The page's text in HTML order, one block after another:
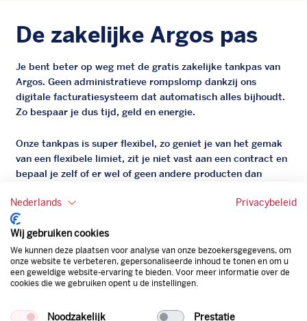
De zakelijke Argos pas
Je bent beter op weg met de gratis zakelijke tankpas van
Argos. Geen administratieve rompslomp dankzij ons
digitale facturatiesysteem dat automatisch alles bijhoudt.
Zo bespaar je dus tijd, geld en energie.
Onze tankpas is super flexibel, zo geniet je van het gemak
van een flexibele limiet, zit je niet vast aan een contract en
bepaal je zelf of er wel of geen andere producten dan
Bovendien profiteer je altijd van een gegarandeerde
korting. Mocht de pompprijs toch lager zijn dan betaal je
natuurlijk de prijs aan de pomp. Zo ben je altijd verzekerd
van de laagste prijs.
Nederlands Privacybeleid
Wij gebruiken cookies
We kunnen deze plaatsen voor analyse van onze bezoekersgegevens, om
onze website te verbeteren, gepersonaliseerde inhoud te tonen en om u
een geweldige website-ervaring te bieden. Voor meer informatie over de
cookies die we gebruiken opent u de instellingen.
Noodzakelijk Prestatie